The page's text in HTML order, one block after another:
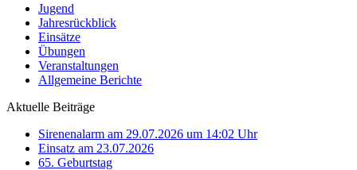
Jugend
Jahresrückblick
Einsätze
Übungen
Veranstaltungen
Allgemeine Berichte
Aktuelle Beiträge
Sirenenalarm am 29.07.2026 um 14:02 Uhr
Einsatz am 23.07.2026
65. Geburtstag